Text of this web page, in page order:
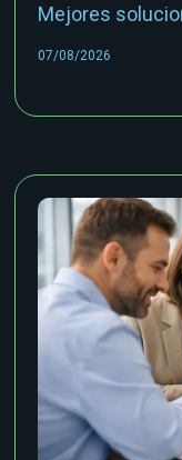
Mejores
07/08/2026